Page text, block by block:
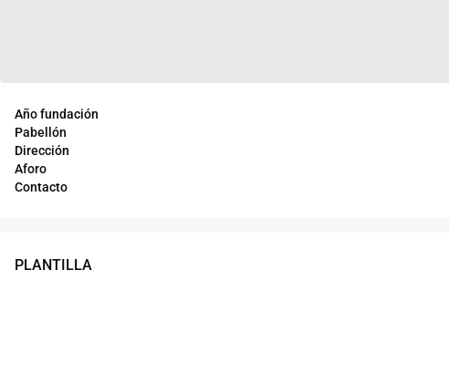
Año fundación
Pabellón
Dirección
Aforo
Contacto
PLANTILLA